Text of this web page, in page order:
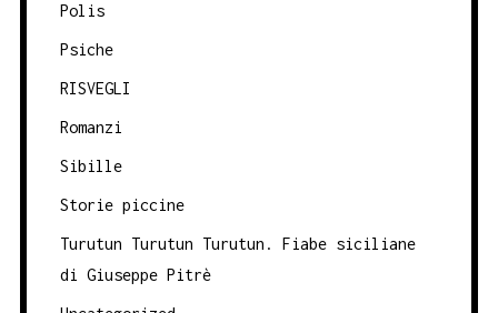
Polis
Psiche
RISVEGLI
Romanzi
Sibille
Storie piccine
Turutun Turutun Turutun. Fiabe siciliane
di Giuseppe Pitrè